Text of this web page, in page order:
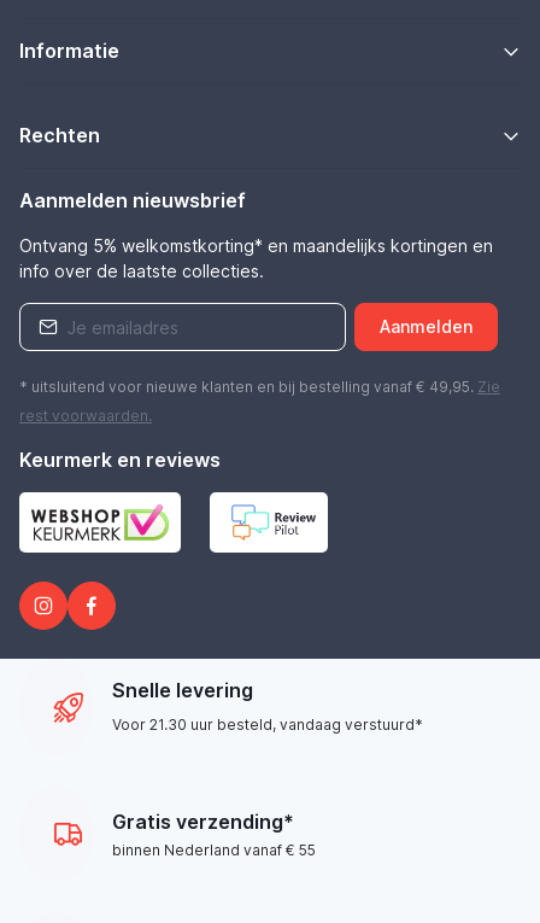
Informatie
Rechten
Aanmelden nieuwsbrief
Ontvang 5% welkomstkorting* en maandelijks kortingen en
info over de laatste collecties.
Aanmelden
* uitsluitend voor nieuwe klanten en bij bestelling vanaf € 49,95. Zie
rest voorwaarden.
Keurmerk en reviews
Snelle levering
Voor 21.30 uur besteld, vandaag verstuurd*
Gratis verzending*
binnen Nederland vanaf € 55